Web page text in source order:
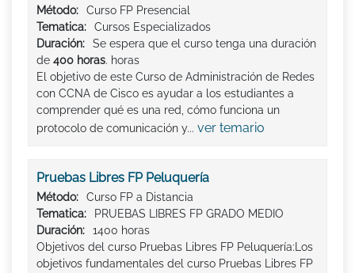
Método:
Curso FP Presencial
Tematica:
Cursos Especializados
Duración:
Se espera que el curso tenga una duración
de 400 horas. horas
El objetivo de este Curso de Administración de Redes
con CCNA de Cisco es ayudar a los estudiantes a
comprender qué es una red, cómo funciona un
protocolo de comunicación y... ver temario
Pruebas Libres FP Peluquería
Método:
Curso FP a Distancia
Tematica:
PRUEBAS LIBRES FP GRADO MEDIO
Duración:
1400 horas
Objetivos del curso Pruebas Libres FP Peluquería:Los
objetivos fundamentales del curso Pruebas Libres FP